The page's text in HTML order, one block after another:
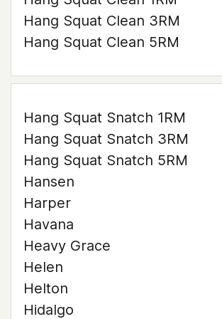
Hang Squat Clean 3RM
Hang Squat Clean 5RM
Hang Squat Snatch 1RM
Hang Squat Snatch 3RM
Hang Squat Snatch 5RM
Hansen
Harper
Havana
Heavy Grace
Helen
Helton
Hidalgo